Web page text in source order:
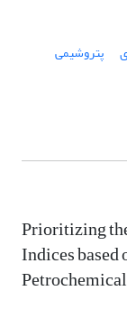
پتروشیمی
Prioritizing
Indices